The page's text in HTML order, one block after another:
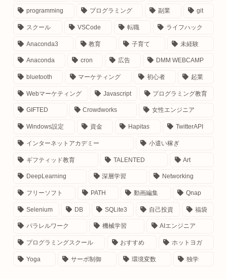
✨
programming プログラミング 副業 git
スクール VSCode 転職 ライフハック
Anaconda3 教育 子育て 未経験
Anaconda cron 広告 DMM WEBCAMP
bluetooth マーケティング 初心者 起業
Webマーケティング Javascript プログラミング教育
GIFTED Crowdworks 女性エンジニア
Windows設定 資金 Hapitas TwitterAPI
インターネットアカデミー 小遣い稼ぎ
ギフティッド教育 TALENTED Art
DeepLearning 深層学習 Networking
フリーソフト PATH 動画編集 Qnap
Selenium DB SQLite3 自己投資 福袋
パラレルワーク 機械学習 AIエンジニア
プログラミングスクール おすすめ ホットヨガ
Yoga サーボ制御 環境変数 独学